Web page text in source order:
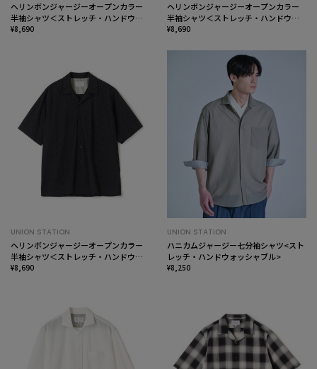
ヘリンボンジャージーオープンカラー
半袖シャツ＜ストレッチ・ハンドウォ
ッシャブル＞
¥8,690
ヘリンボンジャージーオープンカラー
半袖シャツ＜ストレッチ・ハンドウォ
ッシャブル＞
¥8,690
UNION STATION
ヘリンボンジャージーオープンカラー
半袖シャツ＜ストレッチ・ハンドウォ
ッシャブル＞
¥8,690
UNION STATION
ハニカムジャージー七分袖シャツ<スト
レッチ・ハンドウォッシャブル>
¥8,250